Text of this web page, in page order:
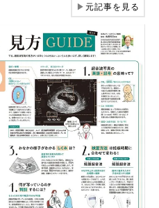
▶元記事を見る